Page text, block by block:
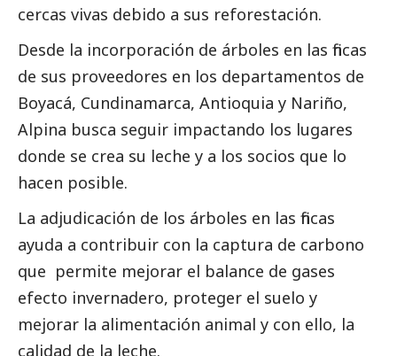
cercas vivas debido a sus reforestación.
Desde la incorporación de árboles en las fincas
de sus proveedores en los departamentos de
Boyacá, Cundinamarca, Antioquia y Nariño,
Alpina busca seguir impactando los lugares
donde se crea su leche y a los socios que lo
hacen posible.
La adjudicación de los árboles en las fincas
ayuda a contribuir con la captura de carbono
que permite mejorar el balance de gases
efecto invernadero, proteger el suelo y
mejorar la alimentación animal y con ello, la
calidad de la leche.